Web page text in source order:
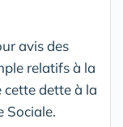
avis des
relatifs à la
dette à la
Sociale.